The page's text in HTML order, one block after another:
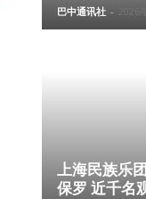
巴中通讯社 -
上海民族乐
保罗 近千名